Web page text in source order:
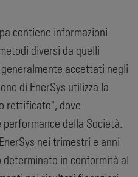
contiene informazioni
diversi da quelli
accettati negli
di EnerSys utilizza la
rettificato", dove
della Società.
nei trimestri e anni
in conformità al